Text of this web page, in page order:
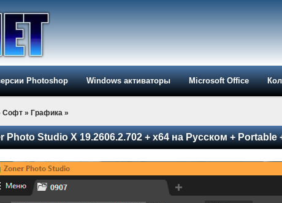
Photoshop Windows активаторы Microsoft Office
Софт » Графика »
Photo Studio X 19.2606.2.702 + x64 на Русском + Portable